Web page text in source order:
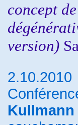
concept
version)
2.10.2010
Kullmann